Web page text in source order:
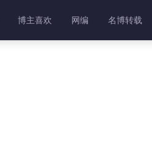
博主喜欢 网编 名博转载